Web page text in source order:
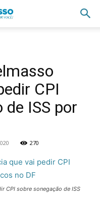
CPI
ISS por
270
CPI sobre sonegação de ISS